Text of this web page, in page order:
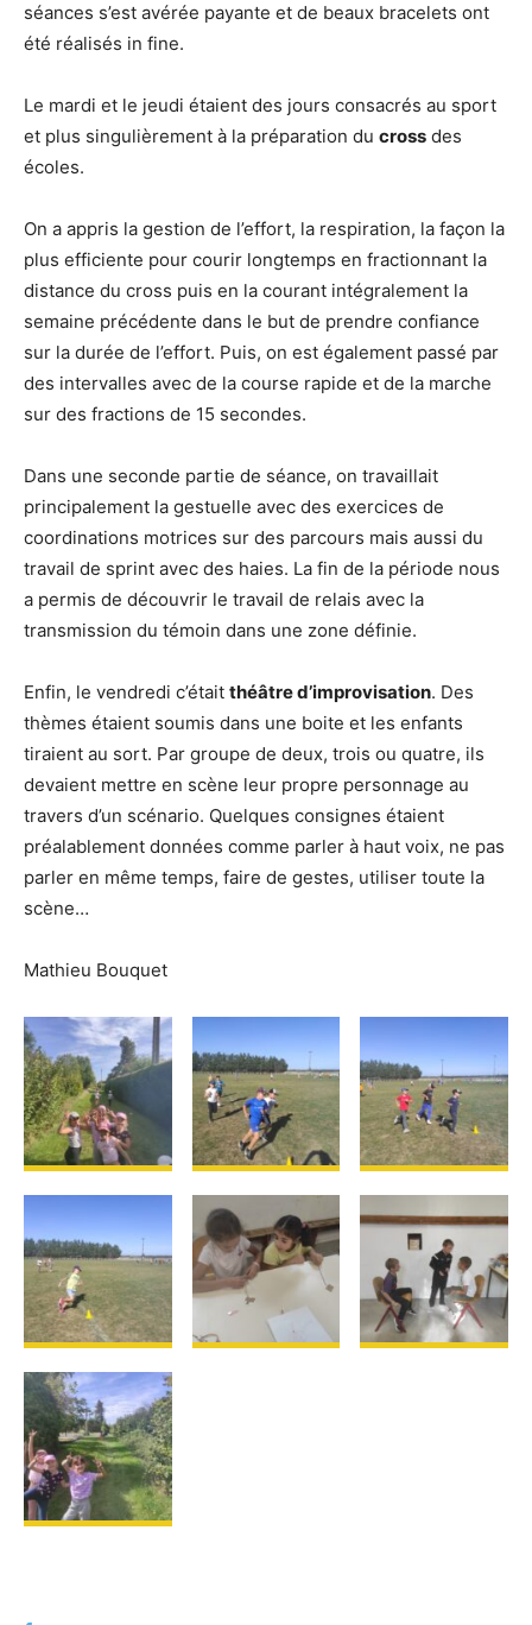
séances s’est avérée payante et de beaux bracelets ont
été réalisés in fine.
Le mardi et le jeudi étaient des jours consacrés au sport
et plus singulièrement à la préparation du cross des
écoles.
On a appris la gestion de l’effort, la respiration, la façon la
plus efficiente pour courir longtemps en fractionnant la
distance du cross puis en la courant intégralement la
semaine précédente dans le but de prendre confiance
sur la durée de l’effort. Puis, on est également passé par
des intervalles avec de la course rapide et de la marche
sur des fractions de 15 secondes.
Dans une seconde partie de séance, on travaillait
principalement la gestuelle avec des exercices de
coordinations motrices sur des parcours mais aussi du
travail de sprint avec des haies. La fin de la période nous
a permis de découvrir le travail de relais avec la
transmission du témoin dans une zone définie.
Enfin, le vendredi c’était théâtre d’improvisation. Des
thèmes étaient soumis dans une boite et les enfants
tiraient au sort. Par groupe de deux, trois ou quatre, ils
devaient mettre en scène leur propre personnage au
travers d’un scénario. Quelques consignes étaient
préalablement données comme parler à haut voix, ne pas
parler en même temps, faire de gestes, utiliser toute la
scène…
Mathieu Bouquet